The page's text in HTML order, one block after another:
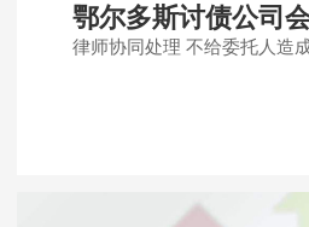
鄂尔多斯讨债公司
律师协同处理 不给委托人造